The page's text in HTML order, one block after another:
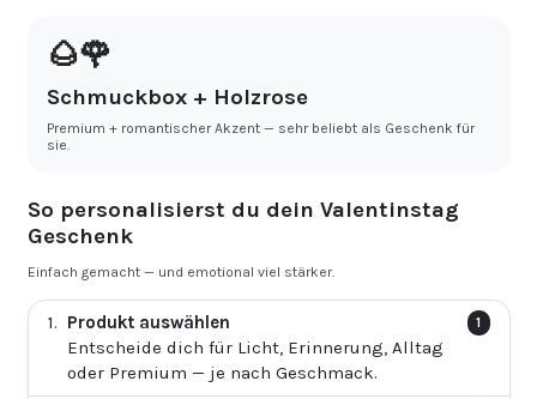
🌰🌹
Schmuckbox + Holzrose
Premium + romantischer Akzent — sehr beliebt als Geschenk für
sie.
So personalisierst du dein Valentinstag
Geschenk
Einfach gemacht — und emotional viel stärker.
Produkt auswählen
Entscheide dich für Licht, Erinnerung, Alltag
oder Premium — je nach Geschmack.
1